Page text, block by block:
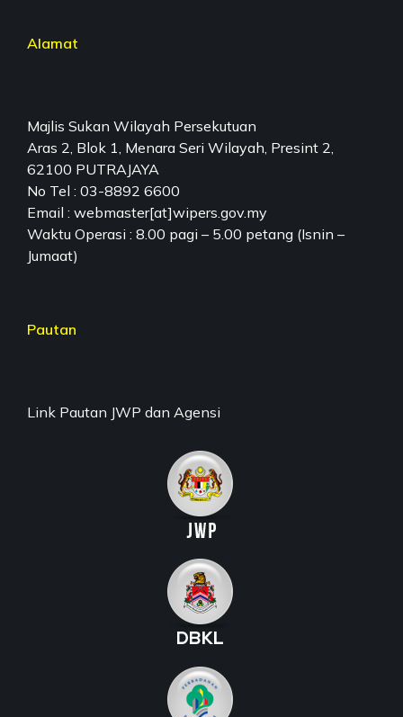
Alamat
Majlis Sukan Wilayah Persekutuan
Aras 2, Blok 1, Menara Seri Wilayah, Presint 2,
62100 PUTRAJAYA
No Tel : 03-8892 6600
Email : webmaster[at]wipers.gov.my
Waktu Operasi : 8.00 pagi – 5.00 petang (Isnin –
Jumaat)
Pautan
Link Pautan JWP dan Agensi